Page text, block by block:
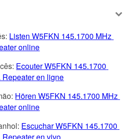
Listen W5FKN 145.1700 MHz
online
Ecouter W5FKN 145.1700
en ligne
Hören W5FKN 145.1700 MHz
online
Escuchar W5FKN 145.1700
en vivo